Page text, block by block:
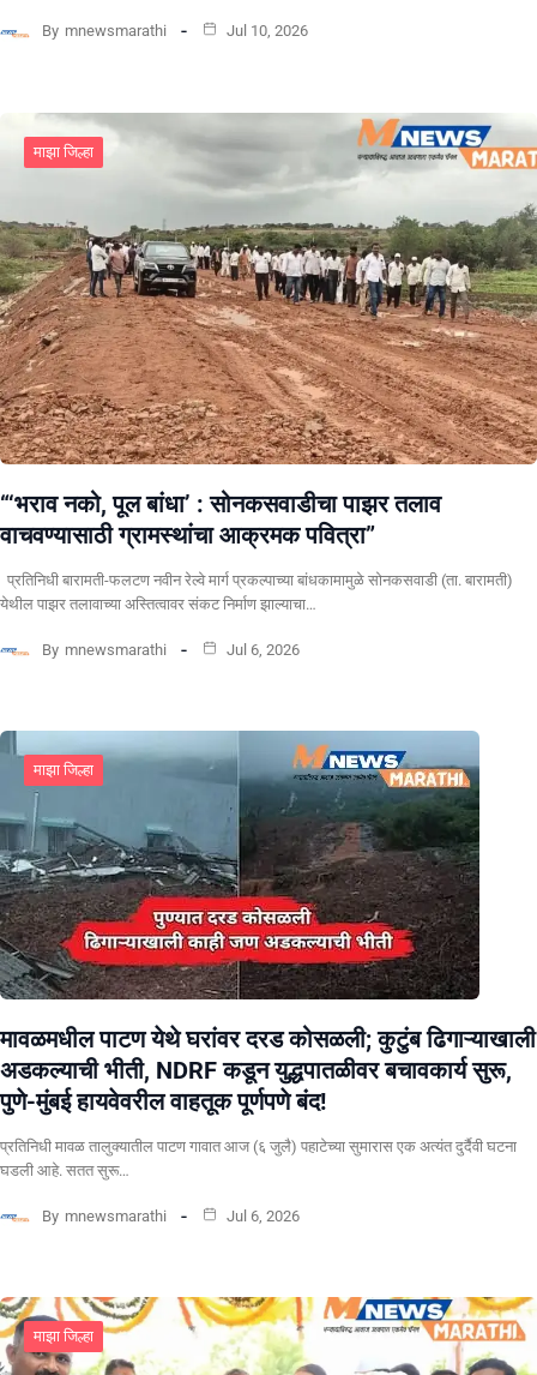
By mnewsmarathi Jul 10, 2026
माझा जिल्हा
“‘भराव नको, पूल बांधा’ : सोनकसवाडीचा पाझर तलाव
वाचवण्यासाठी ग्रामस्थांचा आक्रमक पवित्रा”
प्रतिनिधी बारामती-फलटण नवीन रेल्वे मार्ग प्रकल्पाच्या बांधकामामुळे सोनकसवाडी (ता. बारामती)
येथील पाझर तलावाच्या अस्तित्वावर संकट निर्माण झाल्याचा…
By mnewsmarathi Jul 6, 2026
माझा जिल्हा
मावळमधील पाटण येथे घरांवर दरड कोसळली; कुटुंब ढिगाऱ्याखाली
अडकल्याची भीती, NDRF कडून युद्धपातळीवर बचावकार्य सुरू,
पुणे-मुंबई हायवेवरील वाहतूक पूर्णपणे बंद!
​प्रतिनिधी मावळ तालुक्यातील पाटण गावात आज (६ जुलै) पहाटेच्या सुमारास एक अत्यंत दुर्दैवी घटना
घडली आहे. सतत सुरू…
By mnewsmarathi Jul 6, 2026
माझा जिल्हा